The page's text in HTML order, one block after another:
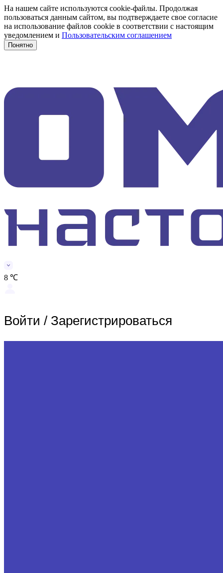
На нашем сайте используются cookie-файлы. Продолжая
пользоваться данным сайтом, вы подтверждаете свое согласие
на использование файлов cookie в соответствии с настоящим
уведомлением и Пользовательским соглашением
Понятно
8 ℃
Войти / Зарегистрироваться